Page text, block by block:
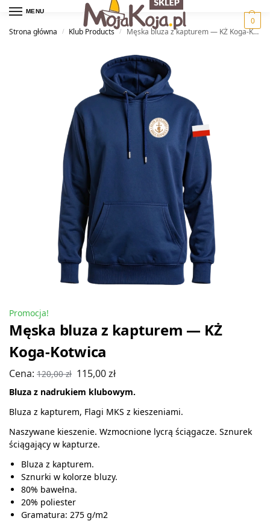
MENU
0
Strona główna
/ Klub Products / Męska bluza z kapturem — KŻ Koga-Kotwica
Promocja!
Męska bluza z kapturem — KŻ
Koga-Kotwica
Cena: 120,00zł 115,00zł
Bluza z nadrukiem klubowym.
Bluza z kapturem, Flagi MKS z kieszeniami.
Naszywane kieszenie. Wzmocnione lycrą ściągacze. Sznurek
ściągający w kapturze.
Bluza z kapturem.
Sznurki w kolorze bluzy.
80% bawełna.
20% poliester
Gramatura: 275 g/m2